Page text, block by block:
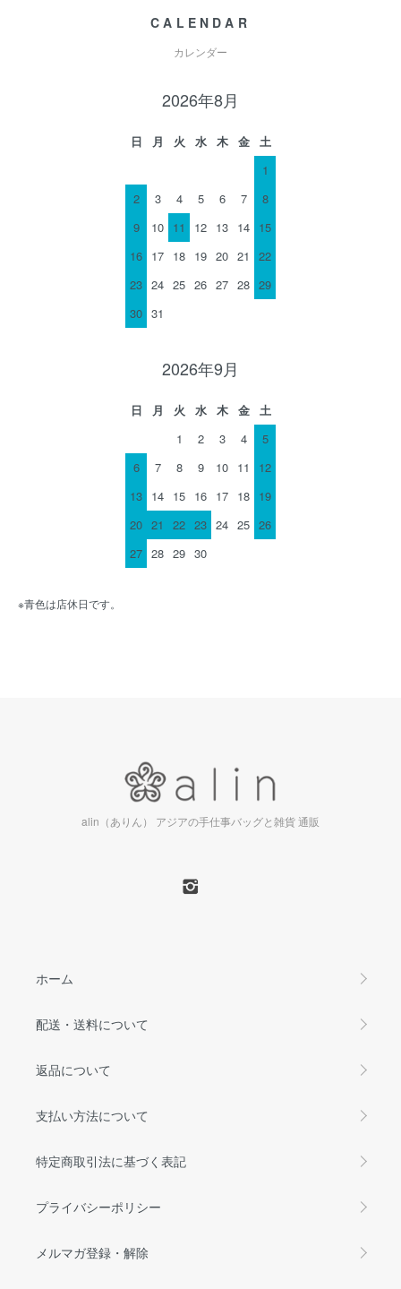
CALENDAR
カレンダー
2026年8月
日 月 火 水 木 金
土
1
2
3 4 5 6 7
8
9
10 11 12 13 14 15
16 17 18 19 20 21
22
23 24 25 26 27 28 29
30 31
2026年9月
日 月 火 水 木 金
土
1
2 3 4
5
6
7 8 9 10 11
12
13 14 15 16 17 18 19
20 21 22 23 24 25 26
27 28 29 30
※青色は店休日です。
alin（ありん） アジアの手仕事バッグと雑貨 通販
ホーム
配送・送料について
返品について
支払い方法について
特定商取引法に基づく表記
プライバシーポリシー
メルマガ登録・解除